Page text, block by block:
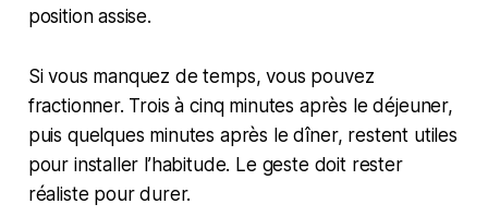
position assise.
Si vous manquez de temps, vous pouvez
fractionner. Trois à cinq minutes après le déjeuner,
puis quelques minutes après le dîner, restent utiles
pour installer l’habitude. Le geste doit rester
réaliste pour durer.